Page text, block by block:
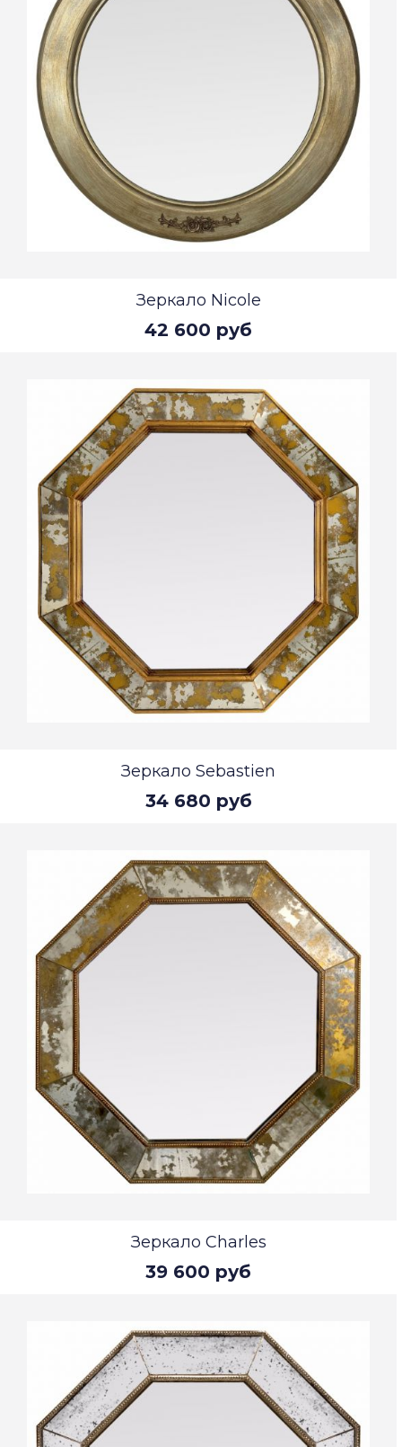
Зеркало Nicole
42 600 руб
Зеркало Sebastien
34 680 руб
Зеркало Charles
39 600 руб